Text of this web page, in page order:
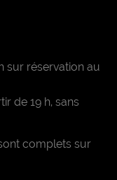
sur réservation au
de 19 h, sans
complets sur